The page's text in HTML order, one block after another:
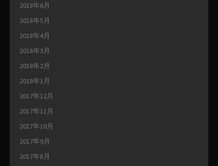
2018年6月
2018年5月
2018年4月
2018年3月
2018年2月
2018年1月
2017年12月
2017年11月
2017年10月
2017年9月
2017年8月